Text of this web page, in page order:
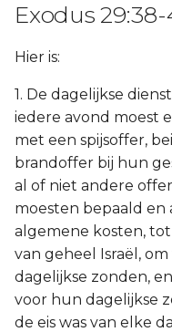
Exodus
Hier is:
1. De dagelijkse
iedere avond moest
met een spijsoffer,
brandoffer bij hun
al of niet andere
moesten bepaald
algemene kosten,
van geheel Israël,
dagelijkse zonden,
voor hun dagelijkse
de eis was van elke